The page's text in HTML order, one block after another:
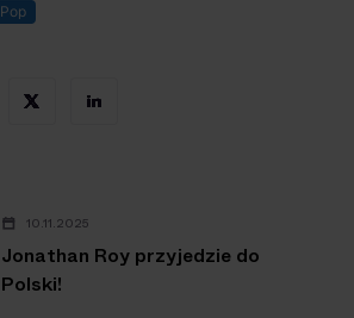
Pop
10.11.2025
Jonathan Roy przyjedzie do
Polski!